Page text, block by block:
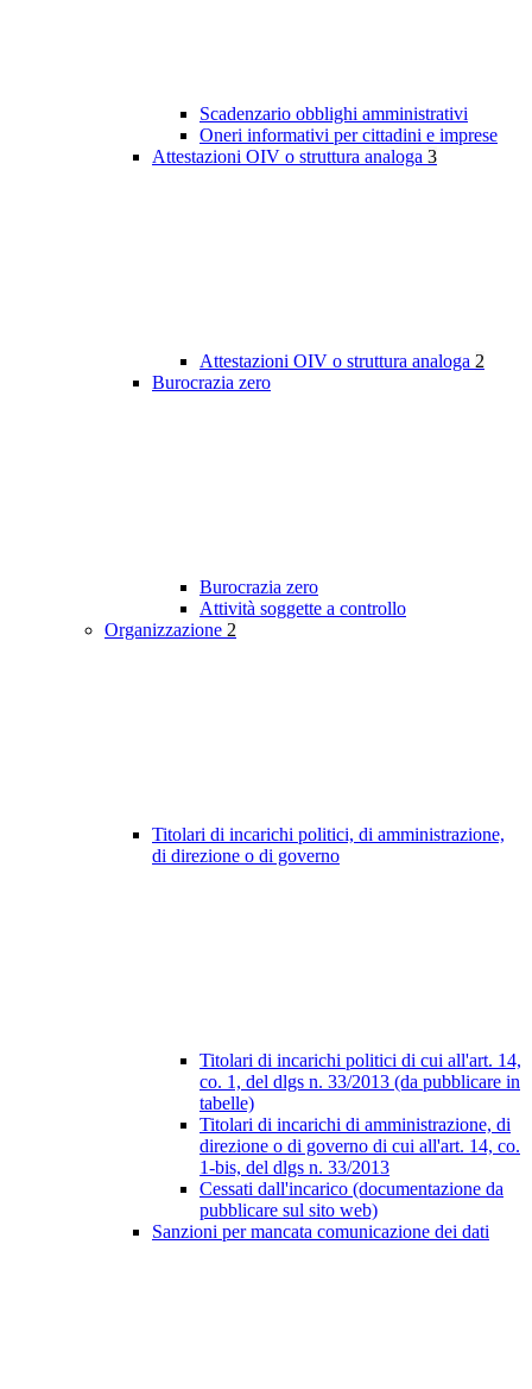
Scadenzario obblighi amministrativi
Oneri informativi per cittadini e imprese
Attestazioni OIV o struttura analoga 3
Attestazioni OIV o struttura analoga 2
Burocrazia zero
Burocrazia zero
Attività soggette a controllo
Organizzazione 2
Titolari di incarichi politici, di amministrazione,
di direzione o di governo
Titolari di incarichi politici di cui all'art. 14,
co. 1, del dlgs n. 33/2013 (da pubblicare in
tabelle)
Titolari di incarichi di amministrazione, di
direzione o di governo di cui all'art. 14, co.
1-bis, del dlgs n. 33/2013
Cessati dall'incarico (documentazione da
pubblicare sul sito web)
Sanzioni per mancata comunicazione dei dati